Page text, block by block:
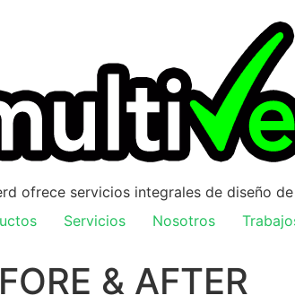
ofrece servicios integrales de diseño
Servicios Nosotros
& AFTER